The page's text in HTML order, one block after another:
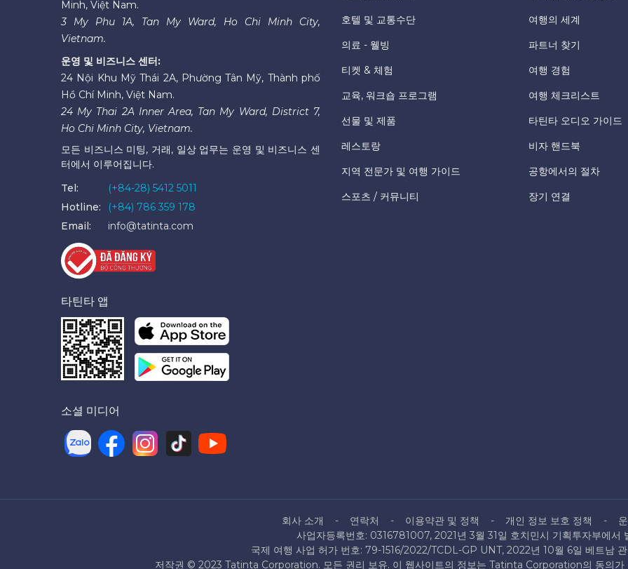
Minh, Việt Nam.
3 My Phu 1A, Tan My Ward, Ho Chi Minh City,
Vietnam.
운영 및 비즈니스 센터:
24 Nội Khu Mỹ Thái 2A, Phường Tân Mỹ, Thành phố
Hồ Chí Minh, Việt Nam.
24 My Thai 2A Inner Area, Tan My Ward, District 7,
Ho Chi Minh City, Vietnam.
모든 비즈니스 미팅, 거래, 일상 업무는 운영 및 비즈니스 센
터에서 이루어집니다.
Tel:
(+84-28) 5412 5011
Hotline:
(+84) 786 359 178
Email:
info@tatinta.com
타틴타 앱
소셜 미디어
호텔 및 교통수단
의료 - 웰빙
티켓 & 체험
교육, 워크숍 프로그램
선물 및 제품
레스토랑
지역 전문가 및 여행 가이드
스포츠 / 커뮤니티
여행의 세계
파트너 찾기
여행 경험
여행 체크리스트
타틴타 오디오 가이드
비자 핸드북
공항에서의 절차
장기 연결
회사 소개 연락처 이용약관 및 정책 개인 정보 보호 정책
사업자등록번호: 0316781007, 2021년 3월 31일 호치민시 기획투자부에서
국제 여행 사업 허가 번호: 79-1516/2022/TCDL-GP UNT, 2022년 10월 6일 베트남
저작권 © 2023 Tatinta Corporation. 모든 권리 보유. 이 웹사이트의 정보는 Tatinta Corporation의 동의가